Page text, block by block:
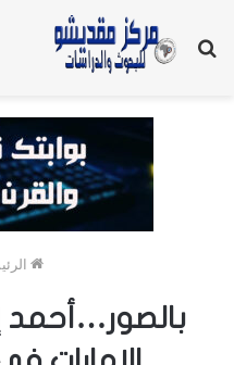
بحث
بالصور…أحمد